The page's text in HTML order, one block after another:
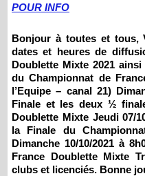
POUR INFO
Bonjour à toutes et tous,
dates et heures de
Doublette Mixte 2021
du Championnat de
l’Equipe – canal 21)
Finale et les deux ½
Doublette Mixte Jeudi 07/
la Finale du
Dimanche 10/10/2021 à
France Doublette Mixte
clubs et licenciés. Bonne